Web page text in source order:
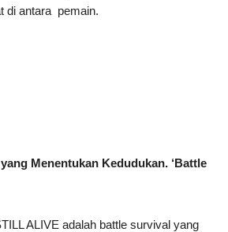
di antara pemain.
Menentukan Kedudukan. ‘Battle
ALIVE adalah battle survival yang